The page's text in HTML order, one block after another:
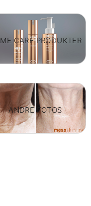
CARE PRODUKTER
ANDRE FOTOS